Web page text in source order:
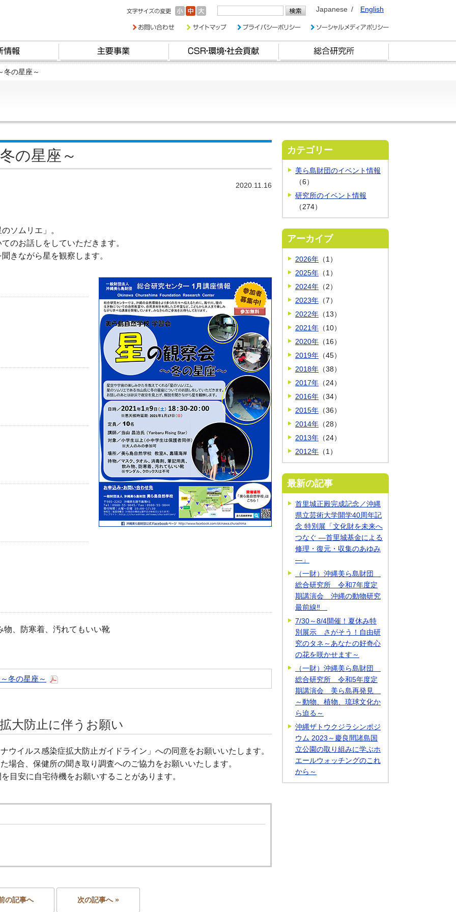
Japanese English
冬の星座～
の星座～
2020.11.16
ソムリエ」。
のお話しをしていただきます。
きながら星を観察します。
物、防寒着、汚れてもいい靴
冬の星座～
大防止に伴うお願い
イルス感染症拡大防止ガイドライン」への同意をお願いいたします。
合、保健所の聞き取り調査へのご協力をお願いいたします。
目安に自宅待機をお願いすることがあります。
の記事へ 次の記事へ »
カテゴリー
美ら島財団のイベント情報
（6）
研究所のイベント情報
（274）
アーカイブ
2026年 （1）
2025年 （1）
2024年 （2）
2023年 （7）
2022年 （13）
2021年 （10）
2020年 （16）
2019年 （45）
2018年 （38）
2017年 （24）
2016年 （34）
2015年 （36）
2014年 （28）
2013年 （24）
2012年 （1）
最新の記事
首里城正殿完成記念／沖縄
県立芸術大学開学40周年記
念 特別展「文化財を未来へ
つなぐ ―首里城基金による
修理・復元・収集のあゆみ
―」
（一財）沖縄美ら島財団
総合研究所 令和7年度定
期講演会 沖縄の動物研究
最前線‼
7/30～8/4開催！夏休み特
別展示 さがそう！自由研
究のタネ～あなたの好奇心
の花を咲かせます～
（一財）沖縄美ら島財団
総合研究所 令和5年度定
期講演会 美ら島再発見
～動物、植物、琉球文化か
ら迫る～
沖縄ザトウクジラシンポジ
ウム 2023～慶良間諸島国
立公園の取り組みに学ぶホ
エールウォッチングのこれ
から～